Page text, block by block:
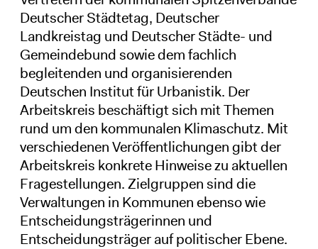
Deutscher Städtetag, Deutscher
Landkreistag und Deutscher Städte- und
Gemeindebund sowie dem fachlich
begleitenden und organisierenden
Deutschen Institut für Urbanistik. Der
Arbeitskreis beschäftigt sich mit Themen
rund um den kommunalen Klimaschutz. Mit
verschiedenen Veröffentlichungen gibt der
Arbeitskreis konkrete Hinweise zu aktuellen
Fragestellungen. Zielgruppen sind die
Verwaltungen in Kommunen ebenso wie
Entscheidungsträgerinnen und
Entscheidungsträger auf politischer Ebene.